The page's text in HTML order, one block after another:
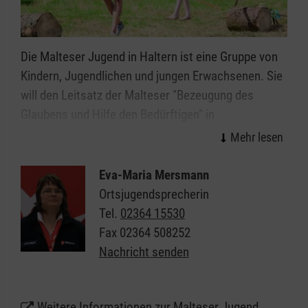
Die Malteser Jugend in Haltern ist eine Gruppe von
Kindern, Jugendlichen und jungen Erwachsenen. Sie
will den Leitsatz der Malteser "Bezeugung des
jugendgemäßer Weise umsetzen und für die ihr
heranwachsende Mensch wird ganzheitlich
gefördert und gefordert. Durch vielfältige und
zielgruppenorientierte Angebote wird die
Werteentwicklung des jungen Menschen geprägt:
Verantwortungsbewusstsein, Hilfsbereitschaft,
Eva-Maria Mersmann
Ortsjugendsprecherin
Tel. 02364 15530
Fax 02364 508252
Nachricht senden